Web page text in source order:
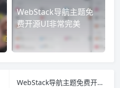
WebStack导航主题免
费开源UI非常完美
WebStack导航主题免费开源UI非常完美